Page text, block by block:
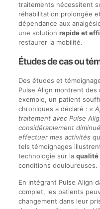
traitements nécessitent
réhabilitation prolongée
dépendance aux
une solution rapide et
restaurer la mobilité.
Études de cas ou
Des études et
Pulse Align montrent
exemple, un patient
chroniques a déclaré : «
traitement avec Pulse
considérablement
effectuer mes activités
tels témoignages
technologie sur la qualité
conditions douloureuses.
En intégrant Pulse Align
complet, les patients
changement dans leur